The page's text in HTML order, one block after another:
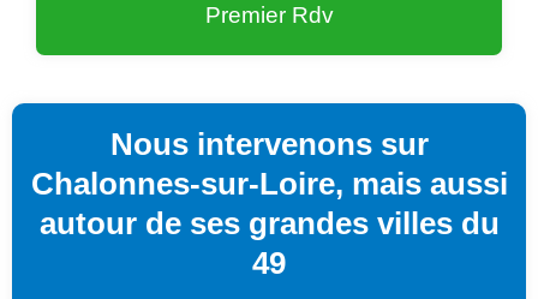
Premier Rdv
Nous intervenons sur
Chalonnes-sur-Loire, mais aussi
autour de ses grandes villes du
49